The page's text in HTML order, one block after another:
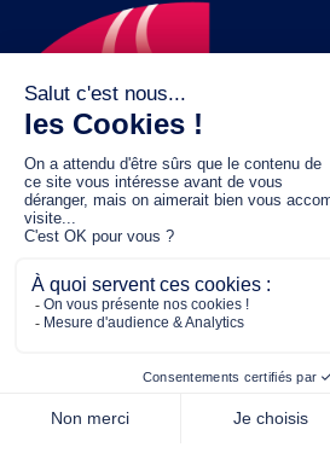
Le fonds de dotation MGC s’engage à
jouer un rôle dans la prévention santé
pour tous.
2/4 place de l’Abbé G. Hénocque
75637 PARIS CEDEX 13
01 40 78 06 56
Nous contacter
Qui sommes-nous ?